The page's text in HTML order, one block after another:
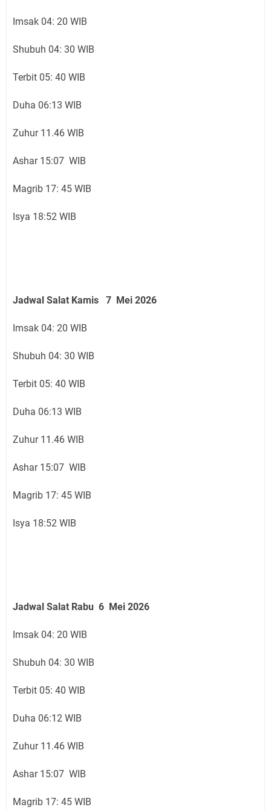
Imsak 04: 20 WIB
Shubuh 04: 30 WIB
Terbit 05: 40 WIB
Duha 06:13 WIB
Zuhur 11.46 WIB
Ashar 15:07 WIB
Magrib 17: 45 WIB
Isya 18:52 WIB
Jadwal Salat Kamis 7 Mei 2026
Imsak 04: 20 WIB
Shubuh 04: 30 WIB
Terbit 05: 40 WIB
Duha 06:13 WIB
Zuhur 11.46 WIB
Ashar 15:07 WIB
Magrib 17: 45 WIB
Isya 18:52 WIB
Jadwal Salat Rabu 6 Mei 2026
Imsak 04: 20 WIB
Shubuh 04: 30 WIB
Terbit 05: 40 WIB
Duha 06:12 WIB
Zuhur 11.46 WIB
Ashar 15:07 WIB
Magrib 17: 45 WIB